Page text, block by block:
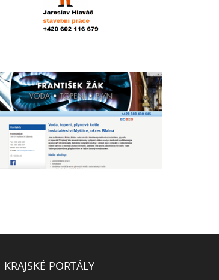
KRAJSKÉ PORTÁLY